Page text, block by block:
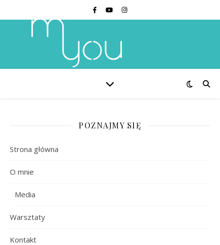
POZNAJMY SIĘ
Strona główna
O mnie
Media
Warsztaty
Kontakt